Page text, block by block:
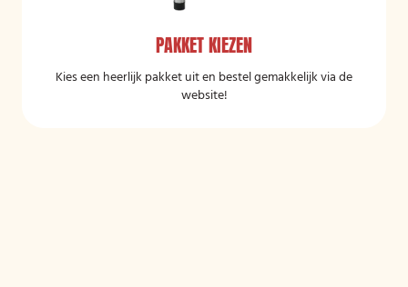
PAKKET KIEZEN
Kies een heerlijk pakket uit en bestel gemakkelijk via de
website!